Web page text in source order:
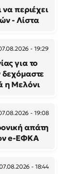
περιέχει
- Λίστα
- 19:29
για το
δεχόμαστε
η Μελόνι
- 19:08
απάτη
e-ΕΦΚΑ
- 18:44